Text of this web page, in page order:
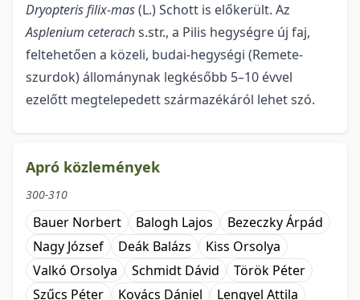
Dryopteris filix-mas(L.) Schott is előkerült. Az
Asplenium ceterachs.str., a Pilis hegységre új faj,
feltehetően a közeli, budai-hegységi (Remete-
szurdok) állománynak legkésőbb 5–10 évvel
ezelőtt megtelepedett származékáról lehet szó.
Apró közlemények
300-310
Bauer Norbert Balogh Lajos
Bezeczky Árpád
Nagy József
Deák Balázs
Kiss Orsolya
Valkó Orsolya
Schmidt Dávid
Török Péter
Szűcs Péter
Kovács Dániel
Lengyel Attila